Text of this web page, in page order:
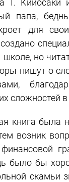
Т.
папа,
для
школе, но
пишут о
сложностей
книга была
возник
было бы
скамьи